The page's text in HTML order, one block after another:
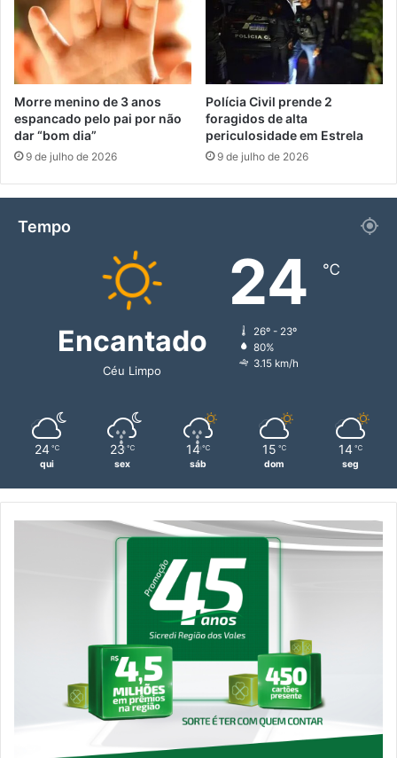
Morre menino de 3 anos
espancado pelo pai por não
dar “bom dia”
9 de julho de 2026
Polícia Civil prende 2
foragidos de alta
periculosidade em Estrela
9 de julho de 2026
Tempo
Encantado
Céu Limpo
24 ℃
26º - 23º
80%
3.15 km/h
24 ℃
qui
23 ℃
sex
14 ℃
sáb
15 ℃
dom
14 ℃
seg